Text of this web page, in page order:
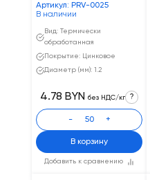
Артикул: PRV-0025
В наличии
Вид: Термически
обработанная
Покрытие: Цинковое
Диаметр (мм): 1.2
Добавить к сравнению
4.78 BYN без НДС/кг ?
- +
В корзину